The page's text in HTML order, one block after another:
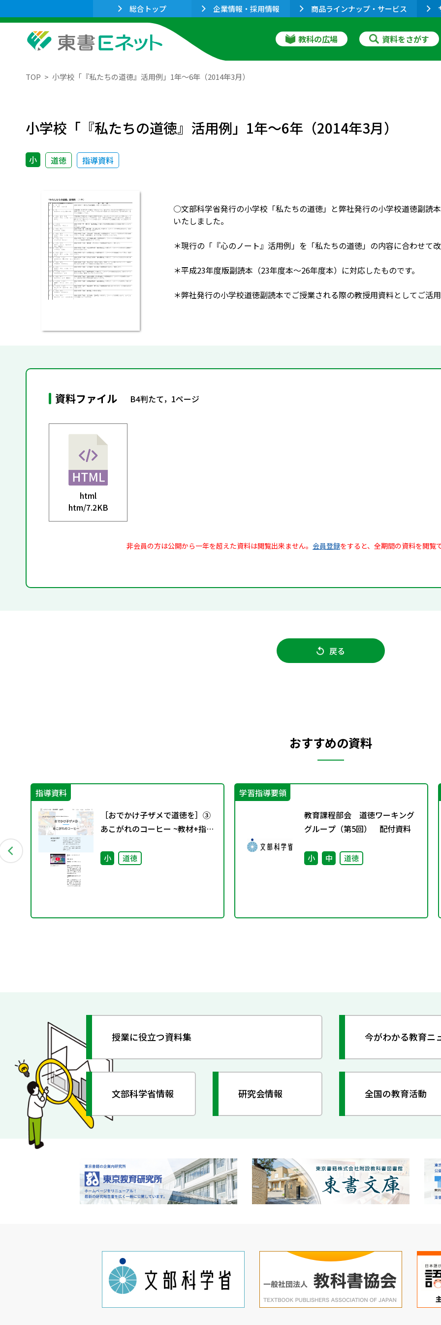
総合トップ 企業情報・採用情報 商品ラインナップ・サービス
教科の広場 資料をさがす
TOP 小学校「『私たちの道徳』活用例」1年～6年（2014年3月）
小学校「『私たちの道徳』活用例」1年～6年（2014年3月）
小 道徳 指導資料
○文部科学省発行の小学校「私たちの道徳」と弊社発行の小学校道徳副読
いたしました。
＊現行の「『心のノート』活用例」を「私たちの道徳」の内容に合わせて改
＊平成23年度版副読本（23年度本～26年度本）に対応したものです。
＊弊社発行の小学校道徳副読本でご授業される際の教授用資料としてご活
資料ファイル B4判たて，1ページ
html
htm/7.2KB
非会員の方は公開から一年を超えた資料は閲覧出来ません。 会員登録をすると、全期間の資料を閲覧
戻る
おすすめの資料
指導資料
［おでかけ子ザメで道徳を］③
あこがれのコーヒー ~教材+指導
案~
小 道徳
学習指導要領
教育課程部会 道徳ワーキング
グループ（第5回） 配付資料
小 中 道徳
授業に役立つ資料集 今がわかる教育ニ
文部科学省情報 研究会情報 全国の教育活動